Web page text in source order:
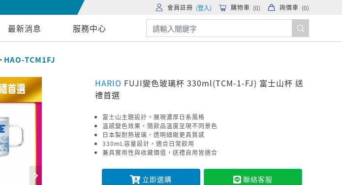
會員註冊 (登入) 購物車 (0) 詢價車 (0)
最新消息 服務中心
HAO-TCM1FJ
HARIO FUJI變色玻璃杯 330ml(TCM-1-FJ) 富士山杯 送
禮首選
富士山主題設計，展現濃厚日系風格
溫感變色效果，隨飲品溫度呈現不同景色
日本製耐熱玻璃，透明細緻更具質感
330mL容量設計，適合日常飲用
兼具實用性與收藏價值，送禮自用皆適合
立即選購 聯絡客服